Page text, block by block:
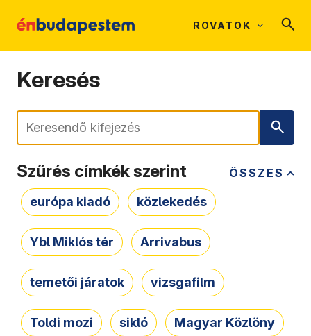
ROVATOK
Keresés
Keresés
ÖSSZES
Szűrés címkék szerint
európa kiadó közlekedés
Ybl Miklós tér Arrivabus
temetői járatok vizsgafilm
Toldi mozi sikló Magyar Közlöny